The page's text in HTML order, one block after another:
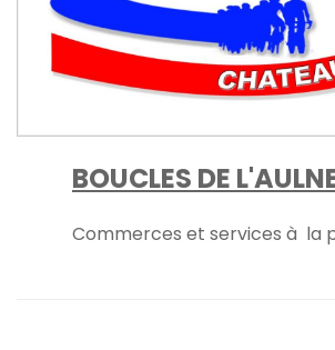
BOUCLES DE
Commerces et services à la